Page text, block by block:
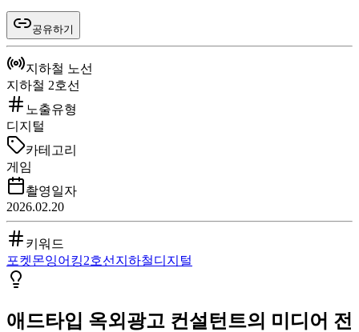
공유하기
지하철 노선
지하철 2호선
노출유형
디지털
카테고리
게임
촬영일자
2026.02.20
키워드
포켓몬잉어킹2호선 지하철디지털
애드타입 옥외광고 컨설턴트의 미디어 전